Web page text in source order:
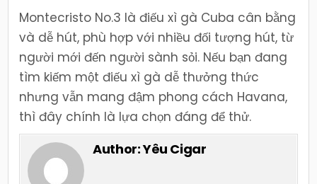
Montecristo No.3 là điếu xì gà Cuba cân bằng
và dễ hút, phù hợp với nhiều đối tượng hút, từ
người mới đến người sành sỏi. Nếu bạn đang
tìm kiếm một điếu xì gà dễ thưởng thức
nhưng vẫn mang đậm phong cách Havana,
thì đây chính là lựa chọn đáng để thử.
Author:Yêu Cigar